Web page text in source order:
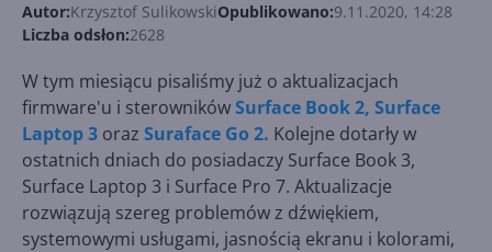
Autor:Krzysztof SulikowskiOpublikowano:9.11.2020, 14:28
Liczba odsłon:2628
W tym miesiącu pisaliśmy już o aktualizacjach
firmware'u i sterownikówSurface Book 2, Surface
Laptop 3 oraz Suraface Go 2. Kolejne dotarły w
ostatnich dniach do posiadaczy Surface Book 3,
Surface Laptop 3 i Surface Pro 7. Aktualizacje
rozwiązują szereg problemów z dźwiękiem,
systemowymi usługami, jasnością ekranu i kolorami,